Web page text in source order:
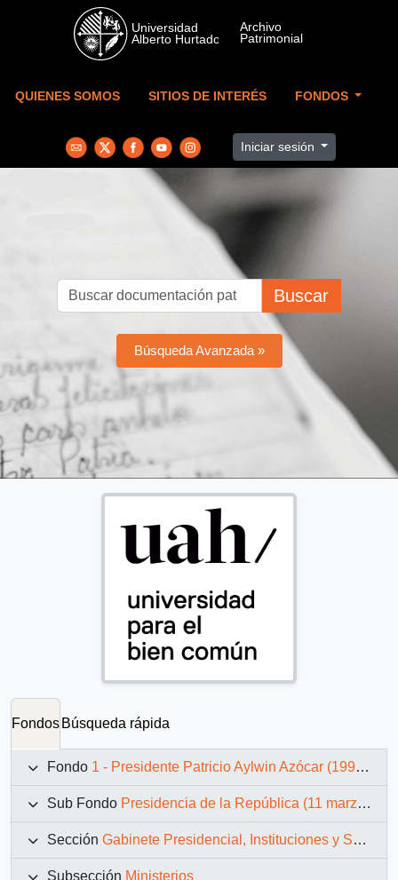
Skip to main content
QUIENES SOMOS SITIOS DE INTERÉS FONDOS
Iniciar sesión
Buscar
Búsqueda Avanzada »
Fondos Búsqueda rápida
Fondo 1 - Presidente Patricio Aylwin Azócar (1990-1994)
Sub Fondo Presidencia de la República (11 marzo 1990 – 11 marzo 1994)
Sección Gabinete Presidencial, Instituciones y Servicios
Subsección Ministerios